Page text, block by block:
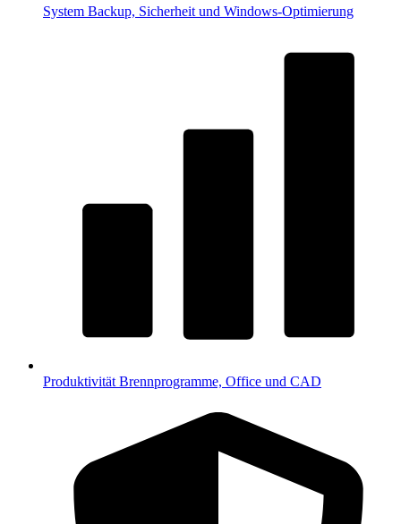
System Backup, Sicherheit und Windows-Optimierung
Produktivität Brennprogramme, Office und CAD